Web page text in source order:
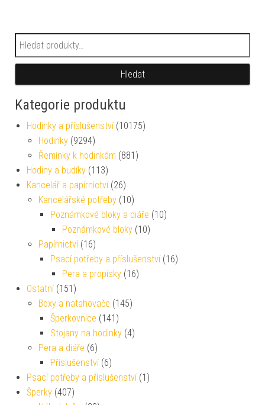
Hledat:
Hledat
Kategorie produktu
Hodinky a příslušenství (10175)
Hodinky (9294)
Řemínky k hodinkám (881)
Hodiny a budíky (113)
Kancelář a papírnictví (26)
Kancelářské potřeby (10)
Poznámkové bloky a diáře (10)
Poznámkové bloky (10)
Papírnictví (16)
Psací potřeby a příslušenství (16)
Pera a propisky (16)
Ostatní (151)
Boxy a natahovače (145)
Šperkovnice (141)
Stojany na hodinky (4)
Pera a diáře (6)
Příslušenství (6)
Psací potřeby a příslušenství (1)
Šperky (407)